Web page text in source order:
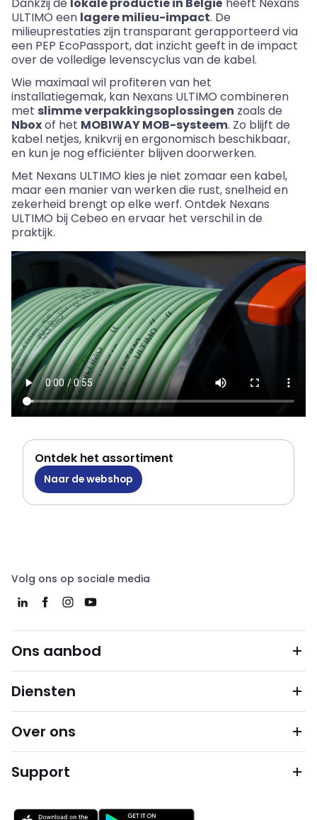
Dankzij de lokale productie in België heeft Nexans
ULTIMO een lagere milieu-impact. De
milieuprestaties zijn transparant gerapporteerd via
een PEP EcoPassport, dat inzicht geeft in de impact
over de volledige levenscyclus van de kabel.
Wie maximaal wil profiteren van het
installatiegemak, kan Nexans ULTIMO combineren
met slimme verpakkingsoplossingen zoals de
Nboxof het MOBIWAY MOB-systeem. Zo blijft de
kabel netjes, knikvrij en ergonomisch beschikbaar,
en kun je nog efficiënter blijven doorwerken.
Met Nexans ULTIMO kies je niet zomaar een kabel,
maar een manier van werken die rust, snelheid en
zekerheid brengt op elke werf. Ontdek Nexans
ULTIMO bijCebeo en ervaar het verschil in de
praktijk.
Ontdek het assortiment
Naar de webshop
Volg ons op sociale media
Ons aanbod
Diensten
Over ons
Support